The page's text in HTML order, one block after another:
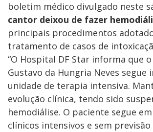
boletim médico divulgado neste
cantor deixou de fazer
principais procedimentos
tratamento de casos de
“O Hospital DF Star informa que
Gustavo da Hungria Neves segue
unidade de terapia intensiva.
evolução clínica, tendo sido
hemodiálise. O paciente segue
clínicos intensivos e sem previsão